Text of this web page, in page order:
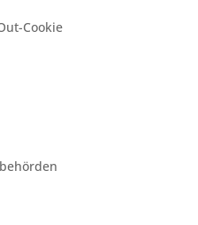
Cookie